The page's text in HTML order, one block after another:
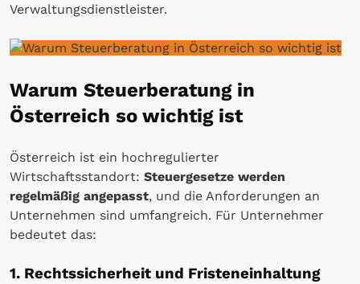
Verwaltungsdienstleister.
Warum Steuerberatung in
Österreich so wichtig ist
Österreich ist ein hochregulierter
Wirtschaftsstandort: Steuergesetze werden
regelmäßig angepasst, und die Anforderungen an
Unternehmen sind umfangreich. Für Unternehmer
bedeutet das:
1. Rechtssicherheit und Fristeneinhaltung